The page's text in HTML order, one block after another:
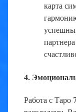
карта
4.
Работа с Таро